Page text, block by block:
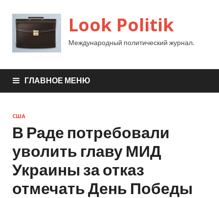
Look Politik
Международный политический журнал.
ГЛАВНОЕ МЕНЮ
США
В Раде потребовали
уволить главу МИД
Украины за отказ
отмечать День Победы